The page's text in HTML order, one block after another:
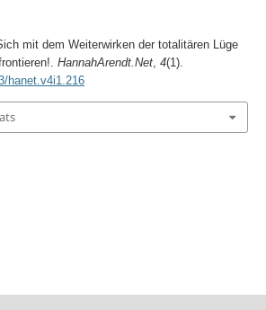
mit dem Weiterwirken der totalitären Lüge
HannahArendt.Net, 4(1).
hanet.v4i1.216